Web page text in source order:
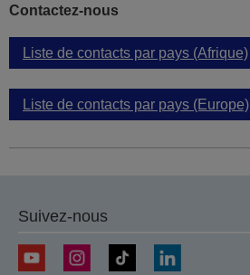
Contactez-nous
Liste de contacts par pays (Afrique)
Liste de contacts par pays (Europe)
Suivez-nous